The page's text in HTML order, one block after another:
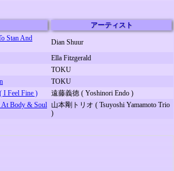
アーティスト
Stan And
Dian Shuur
Ella Fitzgerald
TOKU
TOKU
Feel Fine )
遠藤義徳 ( Yoshinori Endo )
Body & Soul 山本剛トリオ ( Tsuyoshi Yamamoto Trio
)